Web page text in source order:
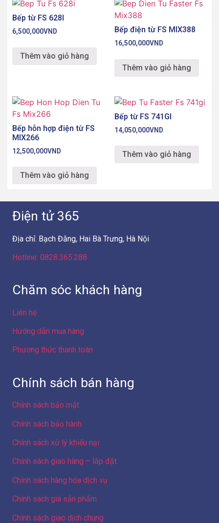
Bếp từ FS 628I
6,500,000VND
Thêm vào giỏ hàng
Bếp điện từ FS MIX388
16,500,000VND
Thêm vào giỏ hàng
Bếp hỗn hợp điện từ FS
MIX266
12,500,000VND
Thêm vào giỏ hàng
Bếp từ FS 741GI
14,050,000VND
Thêm vào giỏ hàng
Điện tử 365
Địa chỉ: Bạch Đằng, Hai Bà Trưng, Hà Nội
Hotline: 0828.365.288
Chăm sóc khách hàng
Liên hệ
Hướng dẫn mua hàng
Phương thức thanh toán
Chính sách bán hàng
Chính sách bảo mật
Chính sách bảo hành
Chính sách xử lý khiếu nại
Chính sách giao hàng – lắp đặt
Chính sách hàng hóa dịch vụ
Chính sách giá sản phẩm
Chính sách giao dịch chung